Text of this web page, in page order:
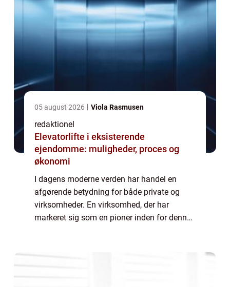
05 august 2026 Viola Rasmusen
redaktionel
Elevatorlifte i eksisterende
ejendomme: muligheder, proces og
økonomi
I dagens moderne verden har handel en
afgørende betydning for både private og
virksomheder. En virksomhed, der har
markeret sig som en pioner inden for denne